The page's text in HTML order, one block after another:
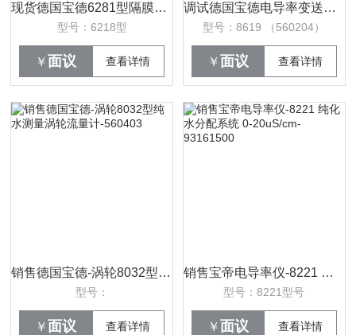
现货德国宝德6281型隔膜电磁阀-221871氮气控制
型号：6218型
￥ 面议 查看详情
调试德国宝德电导率变送器宝帝burkert8619仪表现货及安装调试-560214
型号：8619 （560204）
￥ 面议 查看详情
销售德国宝德-涡轮8032型纯水测量涡轮流量计-560403
型号：
￥ 面议 查看详情
销售宝帝电导率仪-8221 纯化水分配系统 0-20uS/cm-93161500
型号：8221型号
￥ 面议 查看详情